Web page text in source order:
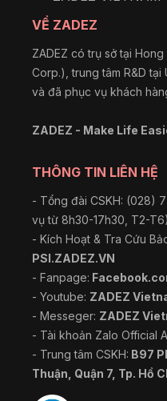
VỀ ZADEZ
ZADEZ có trụ sở tại
Corp.), trung tâm R&D tại
và đã phục vụ khách
ZADEZ - Make Life
THÔNG TIN LIÊN HỆ
- Tổng đài CSKH: (028)
vụ từ 8h30-17h30, T2-T6)
- Kích Hoạt & Tra Cứu
PSI.ZADEZ.VN
- Fanpage:
- Youtube: ZADEZ
- Messeger: ZADEZ
- Tài khoản Zalo Official
- Trung tâm CSKH: B97
Thuận, Quận 7, Tp. Hồ